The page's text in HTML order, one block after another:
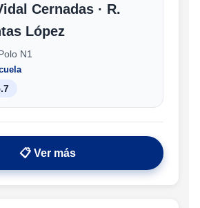
Cernadas · R.
López
N1
📋 Ver más